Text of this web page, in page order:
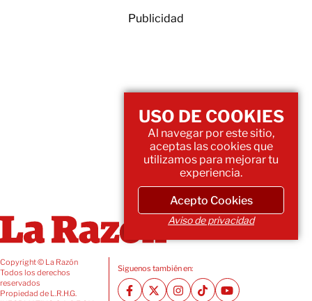
Publicidad
Copyright © La Razón
Todos los derechos
reservados
Propiedad de L.R.H.G.
Siguenos también en:
USO DE COOKIES
Al navegar por este sitio,
aceptas las cookies que
utilizamos para mejorar tu
experiencia.
Acepto Cookies
Aviso de privacidad